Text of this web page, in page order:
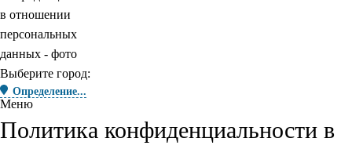
Выберите город:
Определение...
Меню
Политика конфиденциальности в